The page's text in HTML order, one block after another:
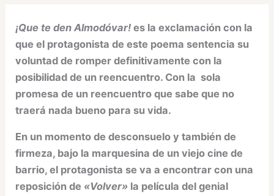
¡Que te den Almodóvar! es la exclamación con la
que el protagonista de este poema sentencia su
voluntad de romper definitivamente con la
posibilidad de un reencuentro. Con la sola
promesa de un reencuentro que sabe que no
traerá nada bueno para su vida.
En un momento de desconsuelo y también de
firmeza, bajo la marquesina de un viejo cine de
barrio, el protagonista se va a encontrar con una
reposición de «Volver» la película del genial